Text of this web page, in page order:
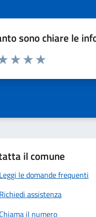
sono chiare le
1 a 5 stelle la pagina
il comune
Leggi le domande frequenti
Richiedi assistenza
Chiama il numero